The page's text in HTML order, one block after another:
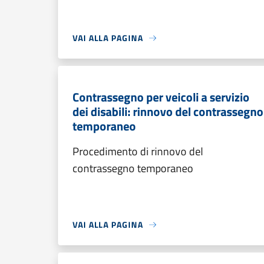
VAI ALLA PAGINA
Contrassegno per veicoli a servizio
dei disabili: rinnovo del contrassegno
temporaneo
Procedimento di rinnovo del
contrassegno temporaneo
VAI ALLA PAGINA